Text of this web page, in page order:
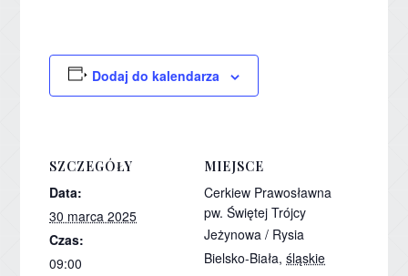
Dodaj do kalendarza
SZCZEGÓŁY
Data:
30 marca 2025
Czas:
09:00
MIEJSCE
Cerkiew Prawosławna
pw. Świętej Trójcy
Jeżynowa / Rysia
Bielsko-Biała, śląskie